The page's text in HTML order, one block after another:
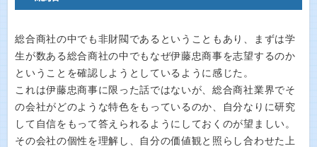
総合商社の中でも非財閥であるということもあり、まずは学
生が数ある総合商社の中でもなぜ伊藤忠商事を志望するのか
ということを確認しようとしているように感じた。
これは伊藤忠商事に限った話ではないが、総合商社業界でそ
の会社がどのような特色をもっているのか、自分なりに研究
して自信をもって答えられるようにしておくのが望ましい。
その会社の個性を理解し、自分の価値観と照らし合わせた上